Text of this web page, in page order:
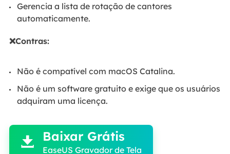
Gerencia a lista de rotação de cantores
automaticamente.
❌Contras:
Não é compatível com macOS Catalina.
Não é um software gratuito e exige que os usuários
adquiram uma licença.

 Baixar Grátis
EaseUS Gravador de Tela